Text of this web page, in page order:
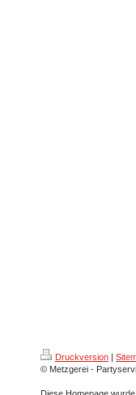
Druckversion |
© Metzgerei -